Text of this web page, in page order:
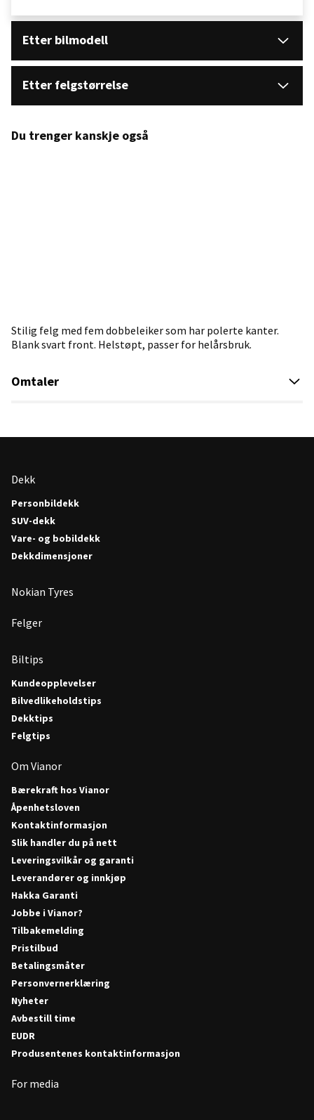
Etter bilmodell
Etter felgstørrelse
Du trenger kanskje også
Stilig felg med fem dobbeleiker som har polerte kanter.
Blank svart front. Helstøpt, passer for helårsbruk.
Omtaler
Dekk
Personbildekk
SUV-dekk
Vare- og bobildekk
Dekkdimensjoner
Nokian Tyres
Felger
Biltips
Kundeopplevelser
Bilvedlikeholdstips
Dekktips
Felgtips
Om Vianor
Bærekraft hos Vianor
Åpenhetsloven
Kontaktinformasjon
Slik handler du på nett
Leveringsvilkår og garanti
Leverandører og innkjøp
Hakka Garanti
Jobbe i Vianor?
Tilbakemelding
Pristilbud
Betalingsmåter
Personvernerklæring
Nyheter
Avbestill time
EUDR
Produsentenes kontaktinformasjon
For media